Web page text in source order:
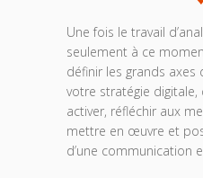
Une fois le travail
seulement à ce
définir les grands
votre stratégie
activer, réfléchir aux
mettre en œuvre et
d’une communication